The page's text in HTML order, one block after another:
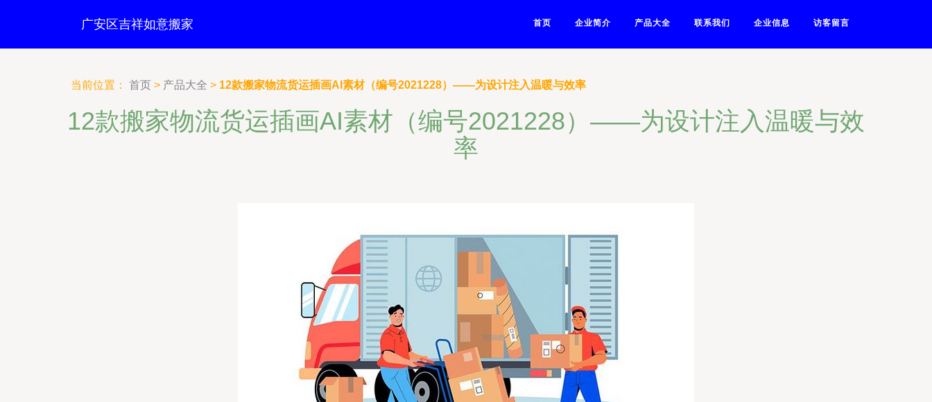
广安区吉祥如意搬家 首页 企业简介 产品大全 联系我们 企业信息 访客留言
当前位置： 首页 > 产品大全 > 12款搬家物流货运插画AI素材（编号2021228）——为设计注入温暖与效率
12款搬家物流货运插画AI素材（编号2021228）——为设计注入温暖与效
率